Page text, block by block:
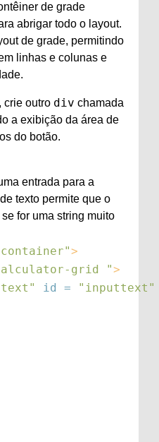
de grade
abrigar todo o layout.
de grade, permitindo
linhas e colunas e
crie outro div chamada
a exibição da área de
do botão.
entrada para a
texto permite que o
for uma string muito
>
grid ">
id =
"inputtext"